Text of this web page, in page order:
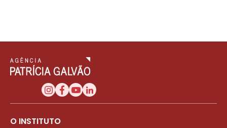
O INSTITUTO